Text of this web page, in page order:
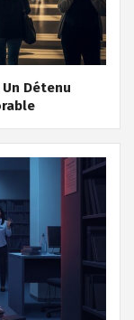
Détenu